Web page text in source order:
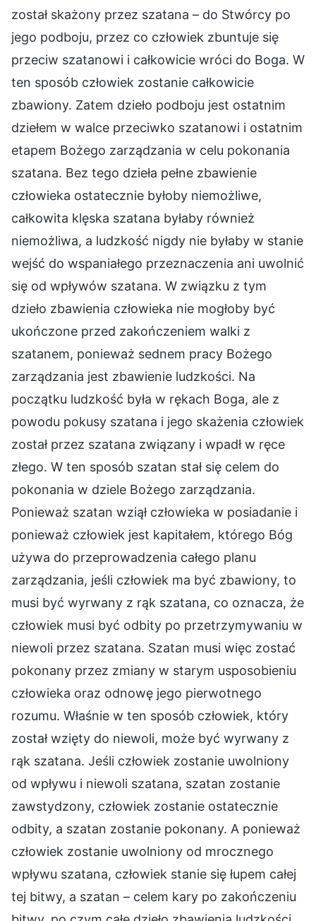
został skażony przez szatana – do Stwórcy po
jego podboju, przez co człowiek zbuntuje się
przeciw szatanowi i całkowicie wróci do Boga. W
ten sposób człowiek zostanie całkowicie
zbawiony. Zatem dzieło podboju jest ostatnim
dziełem w walce przeciwko szatanowi i ostatnim
etapem Bożego zarządzania w celu pokonania
szatana. Bez tego dzieła pełne zbawienie
człowieka ostatecznie byłoby niemożliwe,
całkowita klęska szatana byłaby również
niemożliwa, a ludzkość nigdy nie byłaby w stanie
wejść do wspaniałego przeznaczenia ani uwolnić
się od wpływów szatana. W związku z tym
dzieło zbawienia człowieka nie mogłoby być
ukończone przed zakończeniem walki z
szatanem, ponieważ sednem pracy Bożego
zarządzania jest zbawienie ludzkości. Na
początku ludzkość była w rękach Boga, ale z
powodu pokusy szatana i jego skażenia człowiek
został przez szatana związany i wpadł w ręce
złego. W ten sposób szatan stał się celem do
pokonania w dziele Bożego zarządzania.
Ponieważ szatan wziął człowieka w posiadanie i
ponieważ człowiek jest kapitałem, którego Bóg
używa do przeprowadzenia całego planu
zarządzania, jeśli człowiek ma być zbawiony, to
musi być wyrwany z rąk szatana, co oznacza, że
człowiek musi być odbity po przetrzymywaniu w
niewoli przez szatana. Szatan musi więc zostać
pokonany przez zmiany w starym usposobieniu
człowieka oraz odnowę jego pierwotnego
rozumu. Właśnie w ten sposób człowiek, który
został wzięty do niewoli, może być wyrwany z
rąk szatana. Jeśli człowiek zostanie uwolniony
od wpływu i niewoli szatana, szatan zostanie
zawstydzony, człowiek zostanie ostatecznie
odbity, a szatan zostanie pokonany. A ponieważ
człowiek zostanie uwolniony od mrocznego
wpływu szatana, człowiek stanie się łupem całej
tej bitwy, a szatan – celem kary po zakończeniu